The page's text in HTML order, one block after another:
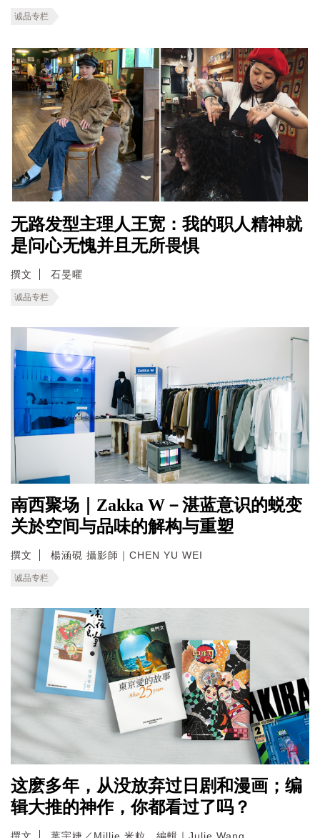
诚品专栏
无路发型主理人王宽：我的职人精神就
是问心无愧并且无所畏惧
撰文 石旻曜
诚品专栏
南西聚场｜Zakka W－湛蓝意识的蜕变
关於空间与品味的解构与重塑
撰文 楊涵硯 攝影師｜CHEN YU WEI
诚品专栏
这麽多年，从没放弃过日剧和漫画；编
辑大推的神作，你都看过了吗？
撰文 葉宇婕／Millie 米粒．編輯｜Julie Wang